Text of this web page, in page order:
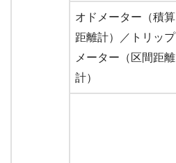
オドメーター（積算
距離計）／トリップ
メーター（区間距離
計）